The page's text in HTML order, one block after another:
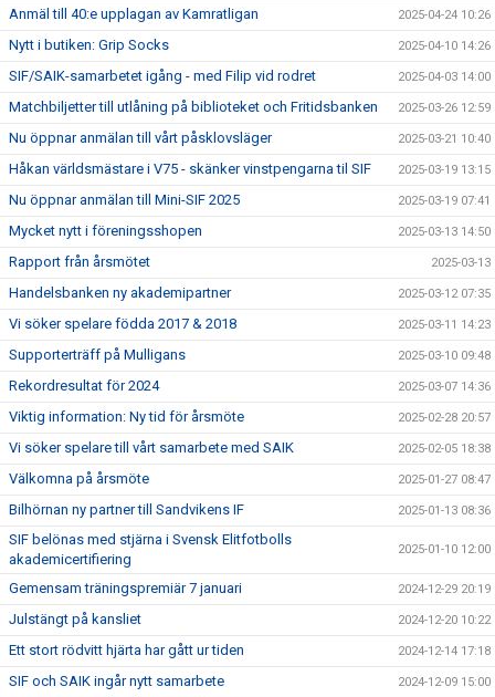
Anmäl till 40:e upplagan av Kamratligan 2025-04-24 10:26
Nytt i butiken: Grip Socks 2025-04-10 14:26
SIF/SAIK-samarbetet igång - med Filip vid rodret 2025-04-03 14:00
Matchbiljetter till utlåning på biblioteket och Fritidsbanken 2025-03-26 12:59
Nu öppnar anmälan till vårt påsklovsläger 2025-03-21 10:40
Håkan världsmästare i V75 - skänker vinstpengarna til SIF 2025-03-19 13:15
Nu öppnar anmälan till Mini-SIF 2025 2025-03-19 07:41
Mycket nytt i föreningsshopen 2025-03-13 14:50
Rapport från årsmötet 2025-03-13
Handelsbanken ny akademipartner 2025-03-12 07:35
Vi söker spelare födda 2017 & 2018 2025-03-11 14:23
Supporterträff på Mulligans 2025-03-10 09:48
Rekordresultat för 2024 2025-03-07 14:36
Viktig information: Ny tid för årsmöte 2025-02-28 20:57
Vi söker spelare till vårt samarbete med SAIK 2025-02-05 18:38
Välkomna på årsmöte 2025-01-27 08:47
Bilhörnan ny partner till Sandvikens IF 2025-01-13 08:36
SIF belönas med stjärna i Svensk Elitfotbolls
akademicertifiering
2025-01-10 12:00
Gemensam träningspremiär 7 januari 2024-12-29 20:19
Julstängt på kansliet 2024-12-20 10:22
Ett stort rödvitt hjärta har gått ur tiden 2024-12-14 17:18
SIF och SAIK ingår nytt samarbete 2024-12-09 15:00